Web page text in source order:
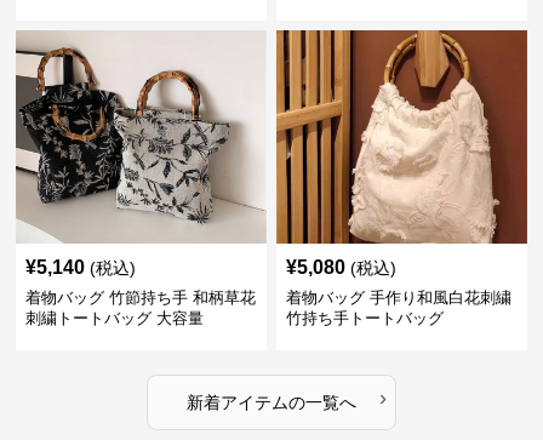
¥5,140 (税込)
着物バッグ 竹節持ち手 和柄草花
刺繍トートバッグ 大容量
¥5,080 (税込)
着物バッグ 手作り和風白花刺繍
竹持ち手トートバッグ
新着アイテムの一覧へ ›